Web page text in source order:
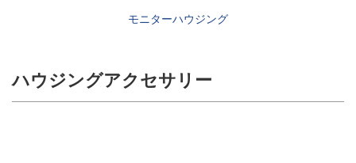
モニターハウジング
ハウジングアクセサリー